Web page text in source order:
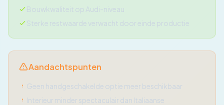
Bouwkwaliteit op Audi-niveau
Sterke restwaarde verwacht door einde productie
Aandachtspunten
Geen handgeschakelde optie meer beschikbaar
Interieur minder spectaculair dan Italiaanse